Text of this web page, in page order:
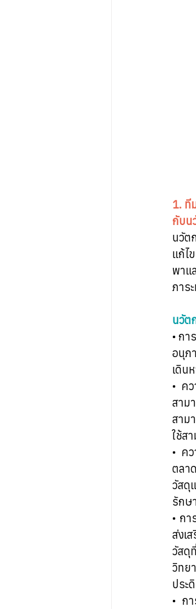
1. ที
กับน
นวัต
แก้ไ
พาแ
ภาร
นวัต
• ก
อนุภ
เดิน
• ค
สาม
สาม
ใช้ส
• ค
ตลา
วัสดุ
รักษ
• ก
ส่งเ
วัสดุ
วิทย
ประ
• ก